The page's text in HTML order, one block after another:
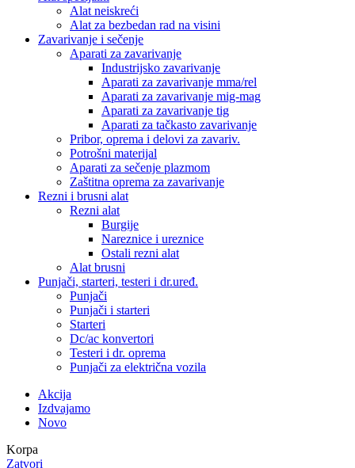
Alat neiskreći
Alat za bezbedan rad na visini
Zavarivanje i sečenje
Aparati za zavarivanje
Industrijsko zavarivanje
Aparati za zavarivanje mma/rel
Aparati za zavarivanje mig-mag
Aparati za zavarivanje tig
Aparati za tačkasto zavarivanje
Pribor, oprema i delovi za zavariv.
Potrošni materijal
Aparati za sečenje plazmom
Zaštitna oprema za zavarivanje
Rezni i brusni alat
Rezni alat
Burgije
Nareznice i ureznice
Ostali rezni alat
Alat brusni
Punjači, starteri, testeri i dr.uređ.
Punjači
Punjači i starteri
Starteri
Dc/ac konvertori
Testeri i dr. oprema
Punjači za električna vozila
Akcija
Izdvajamo
Novo
Korpa
Zatvori